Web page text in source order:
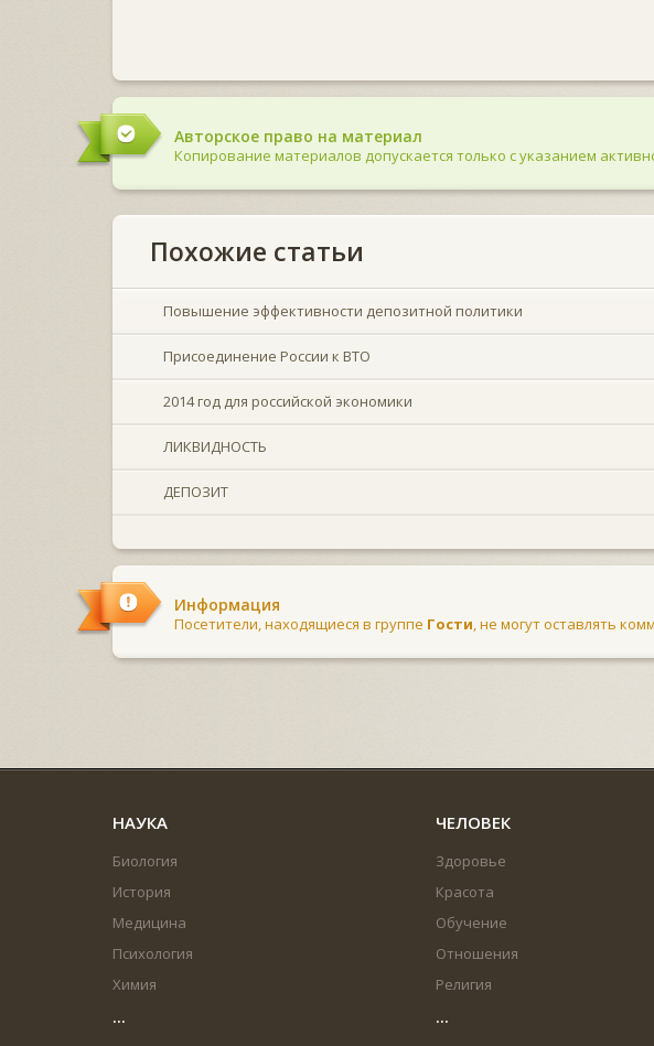
Авторское право на материал
Копирование материалов допускается только с указанием
Похожие статьи
Повышение эффективности депозитной политики
Присоединение России к ВТО
2014 год для российской экономики
ЛИКВИДНОСТЬ
ДЕПОЗИТ
Информация
Посетители, находящиеся в группе Гости, не могут оставлять
НАУКА
Биология
История
Медицина
Психология
Химия
...
ЧЕЛОВЕК
Здоровье
Красота
Обучение
Отношения
Религия
...